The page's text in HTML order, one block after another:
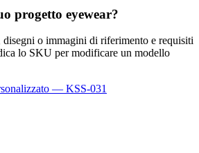
progetto eyewear?
o immagini di riferimento e requisiti
lo SKU per modificare un modello
— KSS-031